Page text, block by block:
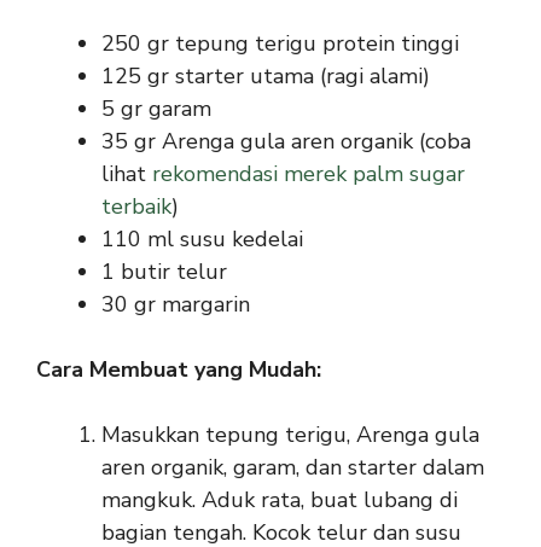
250 gr tepung terigu protein tinggi
125 gr starter utama (ragi alami)
5 gr garam
35 gr Arenga gula aren organik (coba
lihat rekomendasi merek palm sugar
terbaik)
110 ml susu kedelai
1 butir telur
30 gr margarin
Cara Membuat yang Mudah:
Masukkan tepung terigu, Arenga gula
aren organik, garam, dan starter dalam
mangkuk. Aduk rata, buat lubang di
bagian tengah. Kocok telur dan susu